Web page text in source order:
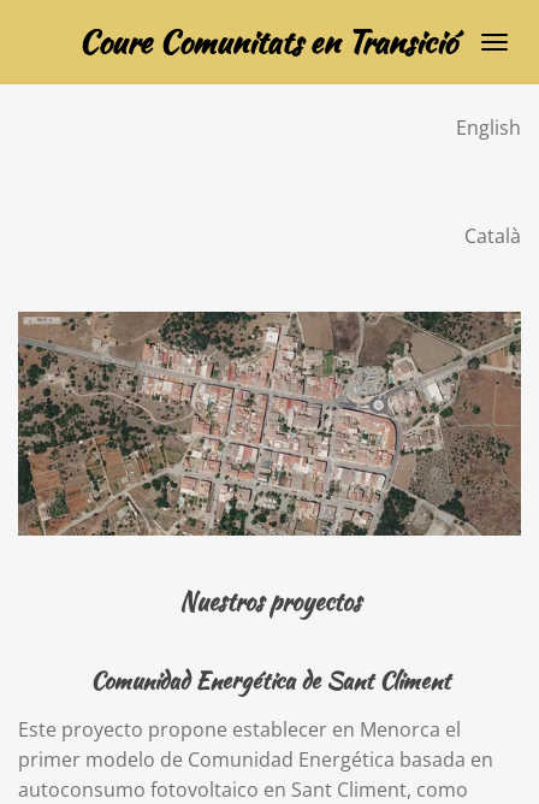
contenido
Coure Comunitats en Transició
English
Català
Nuestros proyectos
Comunidad Energética de Sant Climent
Este proyecto propone establecer en Menorca el
primer modelo de Comunidad Energética basada en
autoconsumo fotovoltaico en Sant Climent, como